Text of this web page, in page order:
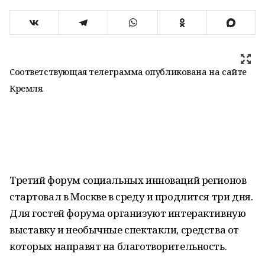
Соответствующая телеграмма опубликована на сайте
Кремля.
Третий форум социальных инноваций регионов
стартовал в Москве в среду и продлится три дня.
Для гостей форума организуют интерактивную
выставку и необычные спектакли, средства от
которых направят на благотворительность.